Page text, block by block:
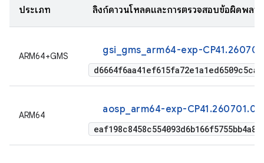
ประเภท ลิงก์ดาวน์โหลดและการตรวจสอบข้อผิดพลา
ARM64+GMS gsi_gms_arm64-exp-
ARM64 aosp_arm64-exp-